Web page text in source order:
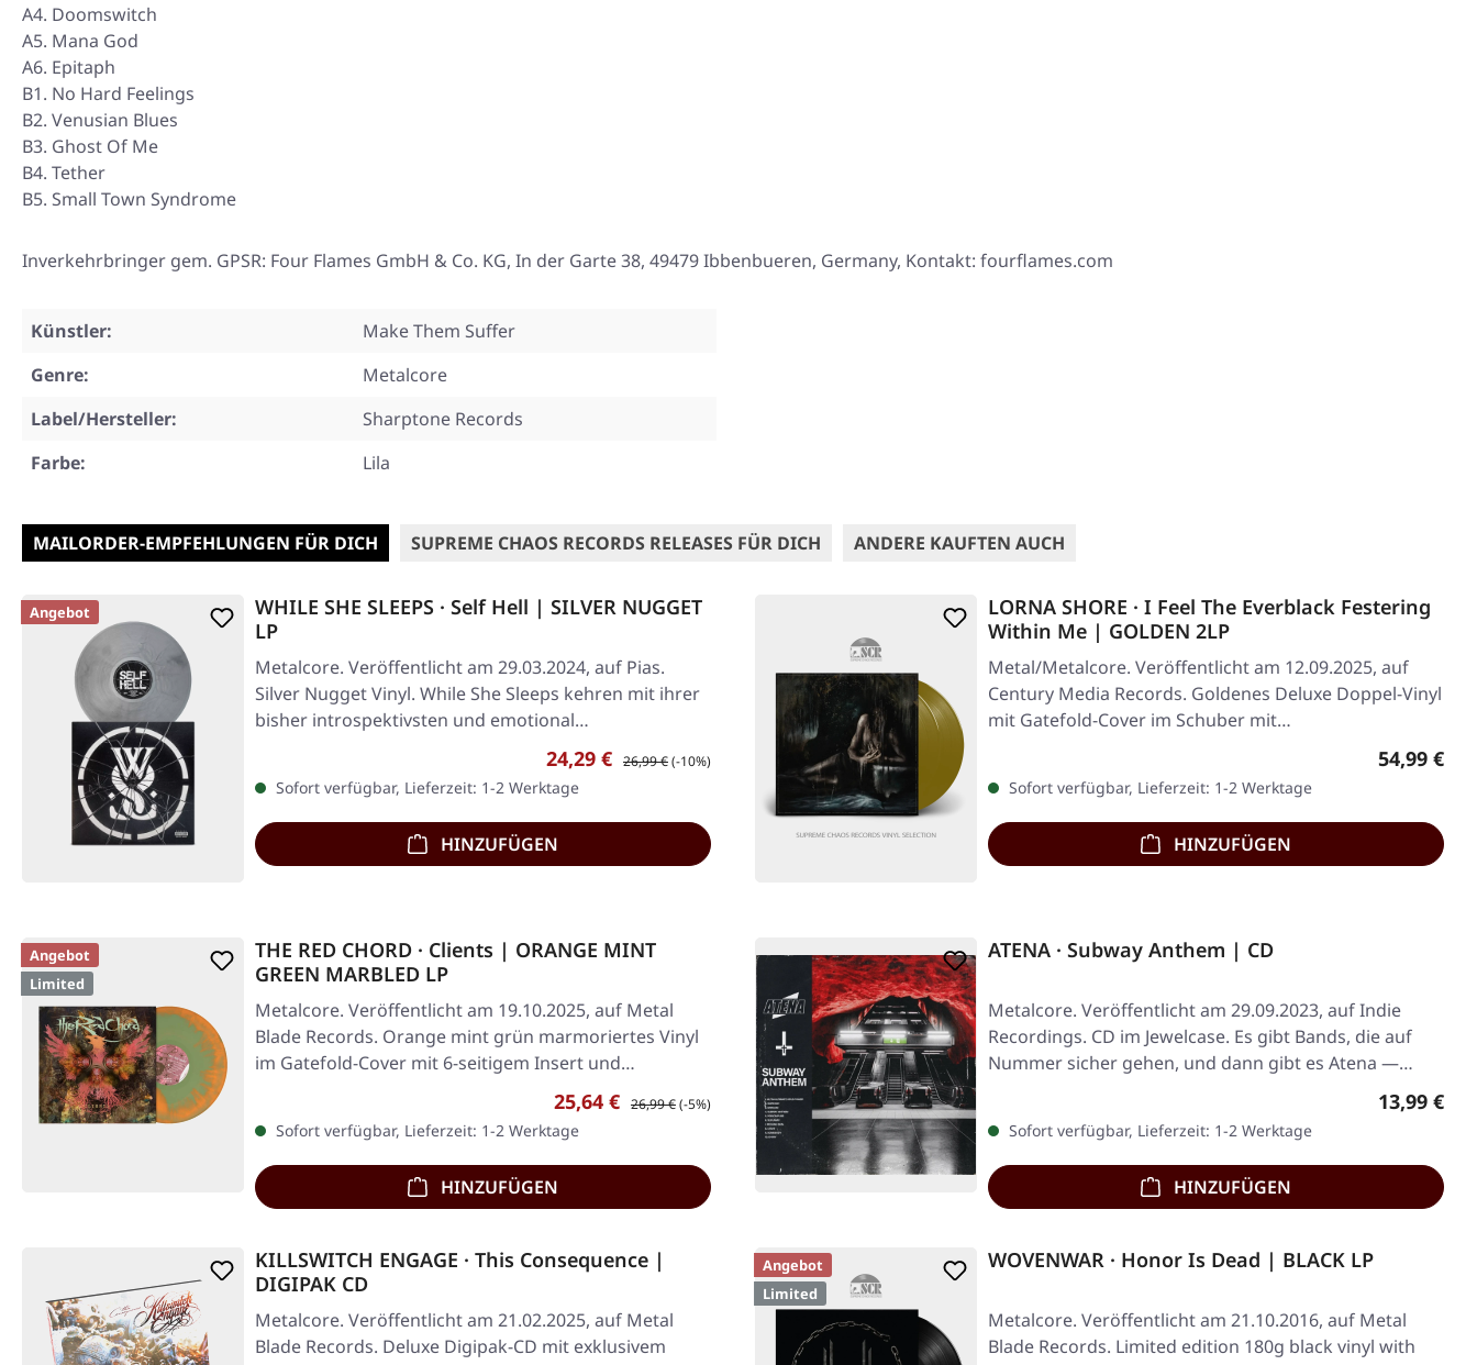
A4. Doomswitch
A5. Mana God
A6. Epitaph
B1. No Hard Feelings
B2. Venusian Blues
B3. Ghost Of Me
B4. Tether
B5. Small Town Syndrome
Inverkehrbringer gem. GPSR: Four Flames GmbH & Co. KG, In der Garte 38, 49479 Ibbenbueren, Germany, Kontakt: fourflames.com
Künstler:
Make Them Suffer
Genre:
Metalcore
Label/Hersteller:
Sharptone Records
Farbe:
Lila
MAILORDER-EMPFEHLUNGEN FÜR DICH SUPREME CHAOS RECORDS RELEASES FÜR DICH ANDERE KAUFTEN AUCH
Angebot
WHILE SHE SLEEPS · Self Hell | SILVER NUGGET
LP
Metalcore. Veröffentlicht am 29.03.2024, auf Pias.
Silver Nugget Vinyl. While She Sleeps kehren mit ihrer
bisher introspektivsten und emotional…
Verkaufspreis:
24,29 € Regulärer Preis:
26,99 €(-10%)
Sofort verfügbar, Lieferzeit: 1-2 Werktage
HINZUFÜGEN
LORNA SHORE · I Feel The Everblack Festering
Within Me | GOLDEN 2LP
Metal/Metalcore. Veröffentlicht am 12.09.2025, auf
Century Media Records. Goldenes Deluxe Doppel-Vinyl
mit Gatefold-Cover im Schuber mit…
Regulärer
54,99 €
Sofort verfügbar, Lieferzeit: 1-2 Werktage
HINZUFÜGEN
Angebot
Limited
THE RED CHORD · Clients | ORANGE MINT
GREEN MARBLED LP
Metalcore. Veröffentlicht am 19.10.2025, auf Metal
Blade Records. Orange mint grün marmoriertes Vinyl
im Gatefold-Cover mit 6-seitigem Insert und…
Verkaufspreis:
25,64 € Regulärer Preis:
26,99 €(-5%)
Sofort verfügbar, Lieferzeit: 1-2 Werktage
HINZUFÜGEN
ATENA · Subway Anthem | CD
Metalcore. Veröffentlicht am 29.09.2023, auf Indie
Recordings. CD im Jewelcase. Es gibt Bands, die auf
Nummer sicher gehen, und dann gibt es Atena —…
Regulärer
13,99 €
Sofort verfügbar, Lieferzeit: 1-2 Werktage
HINZUFÜGEN
KILLSWITCH ENGAGE · This Consequence |
DIGIPAK CD
Metalcore. Veröffentlicht am 21.02.2025, auf Metal
Blade Records. Deluxe Digipak-CD mit exklusivem
Angebot
Limited
WOVENWAR · Honor Is Dead | BLACK LP
Metalcore. Veröffentlicht am 21.10.2016, auf Metal
Blade Records. Limited edition 180g black vinyl with